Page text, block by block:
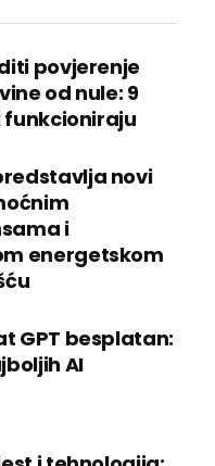
povjerenje
od nule: 9
novi
i
energetskom
GPT besplatan:
AI